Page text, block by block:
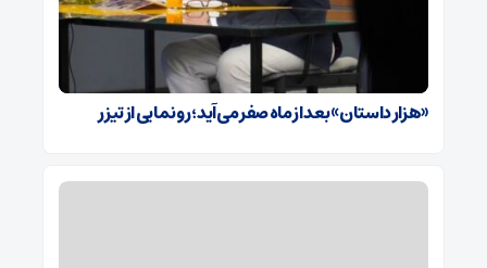
«هزار داستان» بعد از ماه صفر می‌آید؛ رونمایی از تیزر